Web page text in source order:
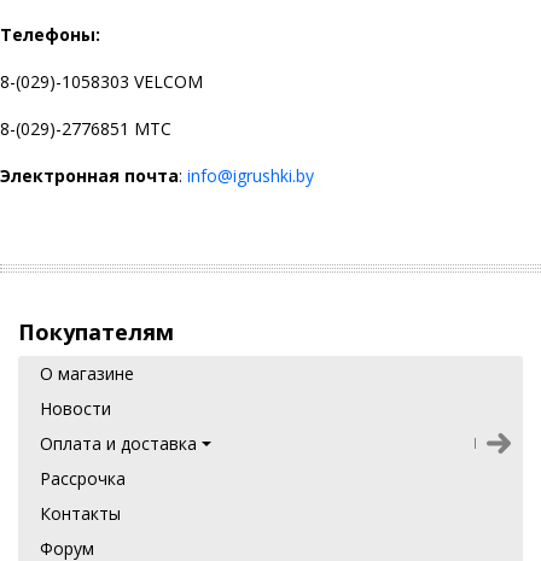
Телефоны:
8-(029)-1058303 VELCOM
8-(029)-2776851 МТС
Электронная почта: info@igrushki.by
Покупателям
О магазине
Новости
Оплата и доставка
Рассрочка
Контакты
Форум